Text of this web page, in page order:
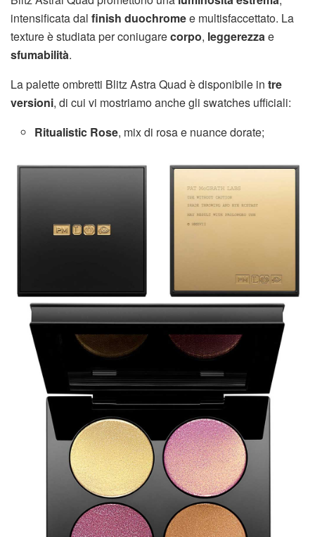
intensificata dal finish duochromee multisfaccettato. La
texture è studiata per coniugarecorpo, leggerezzae
sfumabilità.
La palette ombretti Blitz Astra Quad è disponibile in tre
versioni, di cui vi mostriamo anche gli swatches ufficiali:
Ritualistic Rose, mix di rosa e nuance dorate;